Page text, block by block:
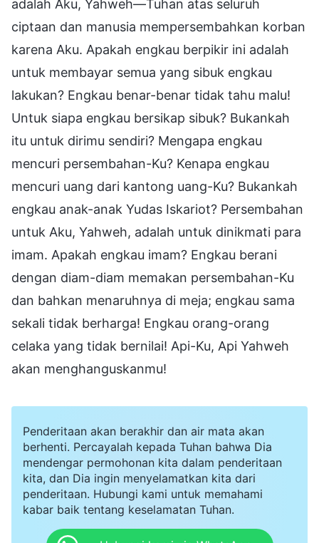
adalah Aku, Yahweh—Tuhan atas seluruh
ciptaan dan manusia mempersembahkan korban
karena Aku. Apakah engkau berpikir ini adalah
untuk membayar semua yang sibuk engkau
lakukan? Engkau benar-benar tidak tahu malu!
Untuk siapa engkau bersikap sibuk? Bukankah
itu untuk dirimu sendiri? Mengapa engkau
mencuri persembahan-Ku? Kenapa engkau
mencuri uang dari kantong uang-Ku? Bukankah
engkau anak-anak Yudas Iskariot? Persembahan
untuk Aku, Yahweh, adalah untuk dinikmati para
imam. Apakah engkau imam? Engkau berani
dengan diam-diam memakan persembahan-Ku
dan bahkan menaruhnya di meja; engkau sama
sekali tidak berharga! Engkau orang-orang
celaka yang tidak bernilai! Api-Ku, Api Yahweh
akan menghanguskanmu!
Penderitaan akan berakhir dan air mata akan
berhenti. Percayalah kepada Tuhan bahwa Dia
mendengar permohonan kita dalam penderitaan
kita, dan Dia ingin menyelamatkan kita dari
penderitaan. Hubungi kami untuk memahami
kabar baik tentang keselamatan Tuhan.